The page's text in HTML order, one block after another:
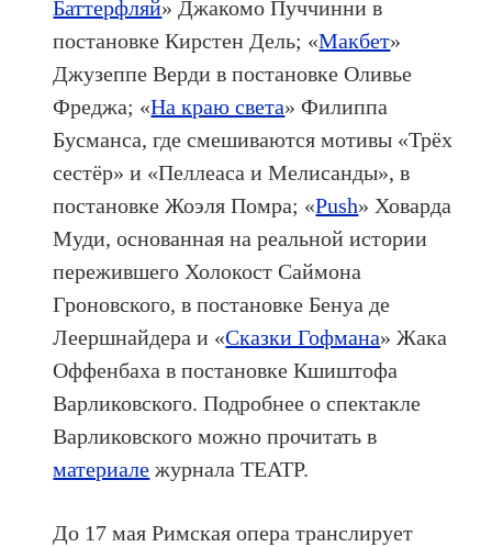
Баттерфляй» Джакомо Пуччинни в
постановке Кирстен Дель; «Макбет»
Джузеппе Верди в постановке Оливье
Фреджа; «На краю света» Филиппа
Бусманса, где смешиваются мотивы «Трёх
сестёр» и «Пеллеаса и Мелисанды», в
постановке Жоэля Помра; «Push» Ховарда
Муди, основанная на реальной истории
пережившего Холокост Саймона
Гроновского, в постановке Бенуа де
Леершнайдера и «Сказки Гофмана» Жака
Оффенбаха в постановке Кшиштофа
Варликовского. Подробнее о спектакле
Варликовского можно прочитать в
материале журнала ТЕАТР.
До 17 мая Римская опера транслирует